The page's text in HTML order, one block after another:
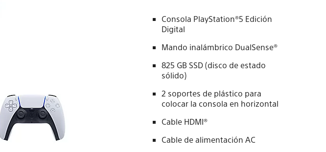
Consola PlayStation®5 Edición
Digital
Mando inalámbrico DualSense®
825 GB SSD (disco de estado
sólido)
2 soportes de plástico para
colocar la consola en horizontal
Cable HDMI®
Cable de alimentación AC